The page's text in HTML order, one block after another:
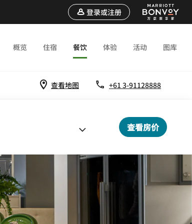
登录或注册
概览 住宿 餐饮 体验 活动 图库
查看地图 +61 3-91128888
查看房价